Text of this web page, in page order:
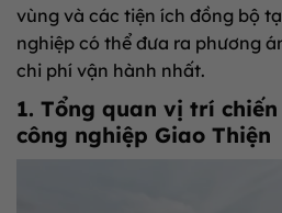
vùng và các tiện ích đồng bộ
nghiệp có thể đưa ra phương
chi phí vận hành nhất.
1. Tổng quan vị trí chiến
công nghiệp Giao Thiện